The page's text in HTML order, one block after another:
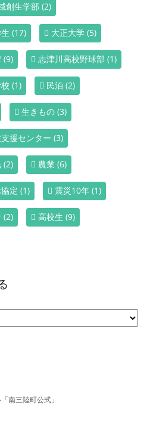
創生学部 (2)
(17) 大正大学 (5)
(9) 志津川高校野球部 (1)
(1) 民泊 (2)
生きもの (3)
援センター (3)
(2) 農業 (6)
定 (1) 震災10年 (1)
(2) 高校生 (9)